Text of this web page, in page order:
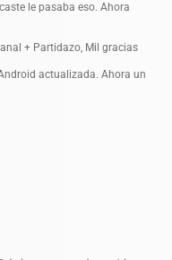
le pasaba eso. Ahora
+ Partidazo, Mil gracias
actualizada. Ahora un